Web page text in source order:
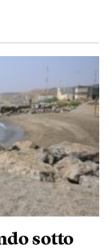
sotto